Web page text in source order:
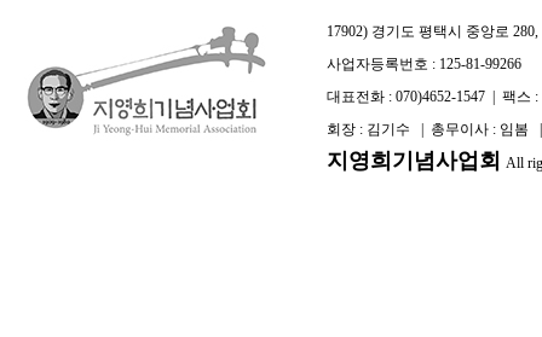
17902) 경기도 평택시 중앙로
사업자등록번호 : 125-81-99266
대표전화 : 070)4652-1547 | 팩스 :
회장 : 김기수 | 총무이사 : 임봄
지영희기념사업회 All